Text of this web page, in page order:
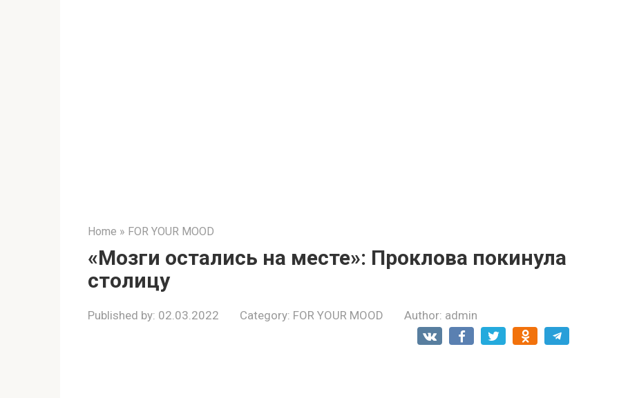
Home » FOR YOUR MOOD
«Мозги остались на месте»: Проклова покинула
столицу
Published by: 02.03.2022 Category: FOR YOUR MOOD Author: admin